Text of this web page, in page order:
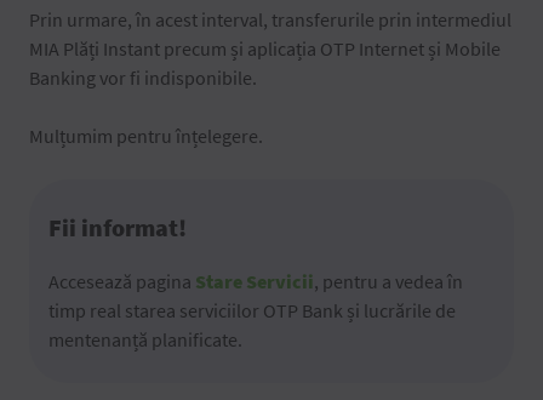
Prin urmare, în acest interval, transferurile prin intermediul
MIA Plăți Instant precum și aplicația OTP Internet și Mobile
Banking vor fi indisponibile.
Mulțumim pentru înțelegere.
Fii informat!
Accesează pagina Stare Servicii, pentru a vedea în
timp real starea serviciilor OTP Bank și lucrările de
mentenanță planificate.